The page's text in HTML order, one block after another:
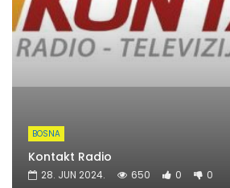
BOSNA
Kontakt Radio
28. JUN 2024. 650 0 0